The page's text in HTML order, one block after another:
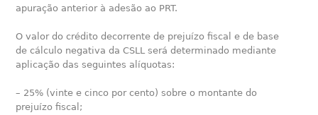
apuração anterior à adesão ao PRT.
O valor do crédito decorrente de prejuízo fiscal e de base
de cálculo negativa da CSLL será determinado mediante
aplicação das seguintes alíquotas:
– 25% (vinte e cinco por cento) sobre o montante do
prejuízo fiscal;